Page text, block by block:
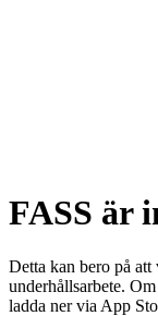
FASS är
Detta kan bero på
underhållsarbete.
ladda ner via App